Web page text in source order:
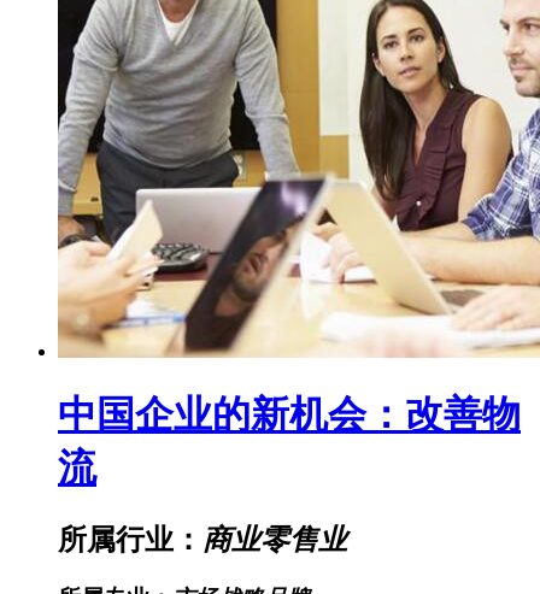
中国企业的新机会：改善物
流
所属行业： 商业零售业